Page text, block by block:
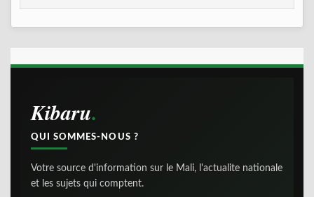
Kibaru
QUI SOMMES-NOUS ?
Votre source d'information sur le Mali, l'actualite nationale
et les sujets qui comptent.